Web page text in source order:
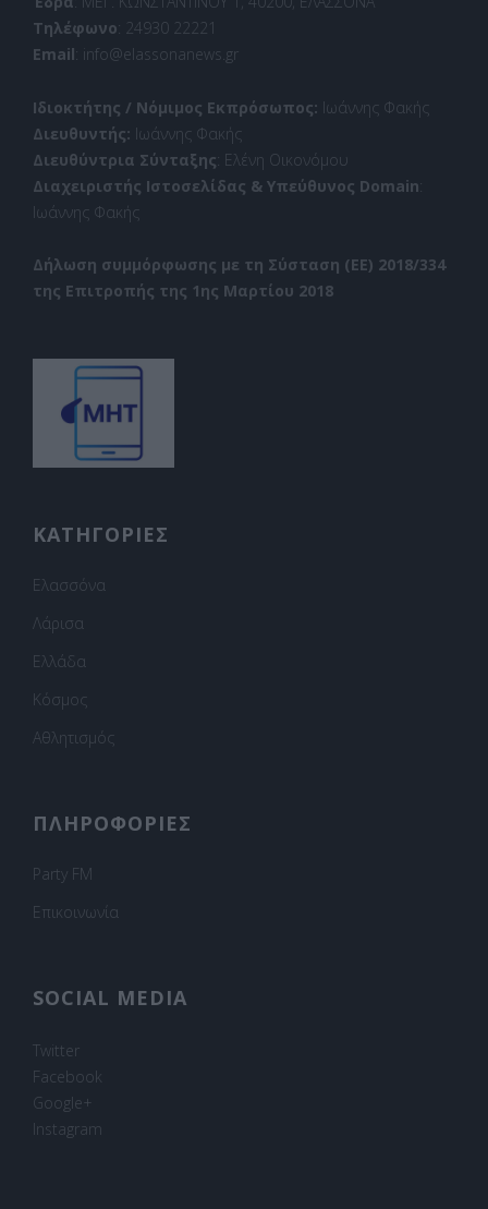
Τηλέφωνο: 24930 22221
Email: info@elassonanews.gr
Ιδιοκτήτης / Νόμιμος Εκπρόσωπος: Ιωάννης Φακής
Διευθυντής: Ιωάννης Φακής
Διευθύντρια Σύνταξης: Ελένη Οικονόμου
Διαχειριστής Ιστοσελίδας & Υπεύθυνος Domain:
Ιωάννης Φακής
Δήλωση συμμόρφωσης με τη Σύσταση (ΕΕ) 2018/334
της Επιτροπής της 1ης Μαρτίου 2018
ΚΑΤΗΓΟΡΙΕΣ
Ελασσόνα
Λάρισα
Ελλάδα
Κόσμος
Αθλητισμός
ΠΛΗΡΟΦΟΡΙΕΣ
Party FM
Επικοινωνία
SOCIAL MEDIA
Twitter
Facebook
Google+
Instagram